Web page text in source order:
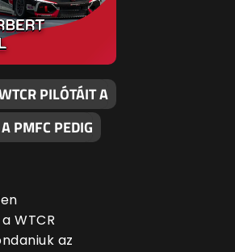
PILÓTÁIT A
PMFC PEDIG
WTCR
az